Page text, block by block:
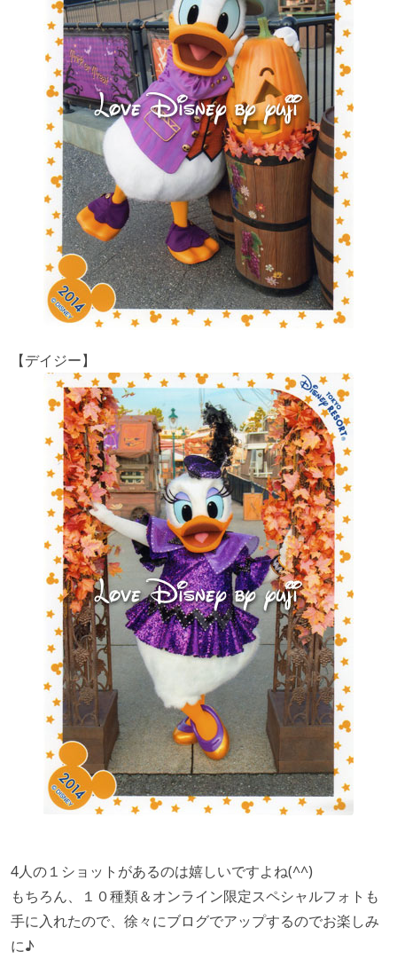
【デイジー】
4人の１ショットがあるのは嬉しいですよね(^^)
もちろん、１０種類＆オンライン限定スペシャルフォトも
手に入れたので、徐々にブログでアップするのでお楽しみ
に♪